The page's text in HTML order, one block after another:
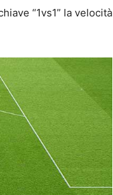
“1vs1” la velocità